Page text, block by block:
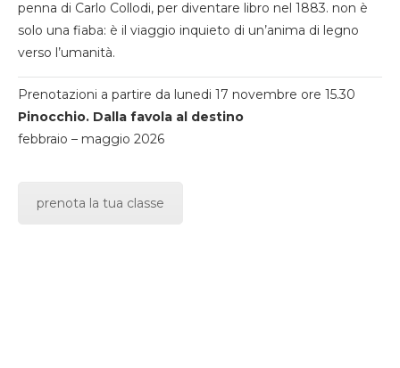
penna di Carlo Collodi, per diventare libro nel 1883. non è
solo una fiaba: è il viaggio inquieto di un’anima di legno
verso l’umanità.
Prenotazioni a partire da lunedi 17 novembre ore 15.30
Pinocchio. Dalla favola al destino
febbraio – maggio 2026
prenota la tua classe